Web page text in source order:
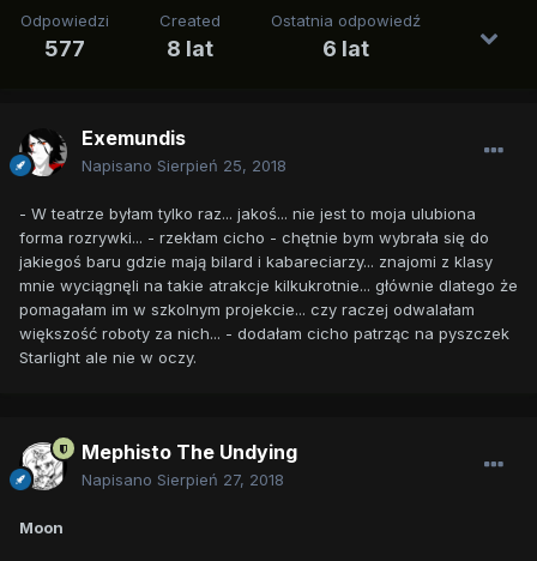
Odpowiedzi
577
Created
8 lat
Ostatnia odpowiedź
6 lat
Exemundis
Napisano Sierpień 25, 2018
- W teatrze byłam tylko raz... jakoś... nie jest to moja ulubiona
forma rozrywki... - rzekłam cicho - chętnie bym wybrała się do
jakiegoś baru gdzie mają bilard i kabareciarzy... znajomi z klasy
mnie wyciągnęli na takie atrakcje kilkukrotnie... głównie dlatego że
pomagałam im w szkolnym projekcie... czy raczej odwalałam
większość roboty za nich... - dodałam cicho patrząc na pyszczek
Starlight ale nie w oczy.
Mephisto The Undying
Napisano Sierpień 27, 2018
Moon